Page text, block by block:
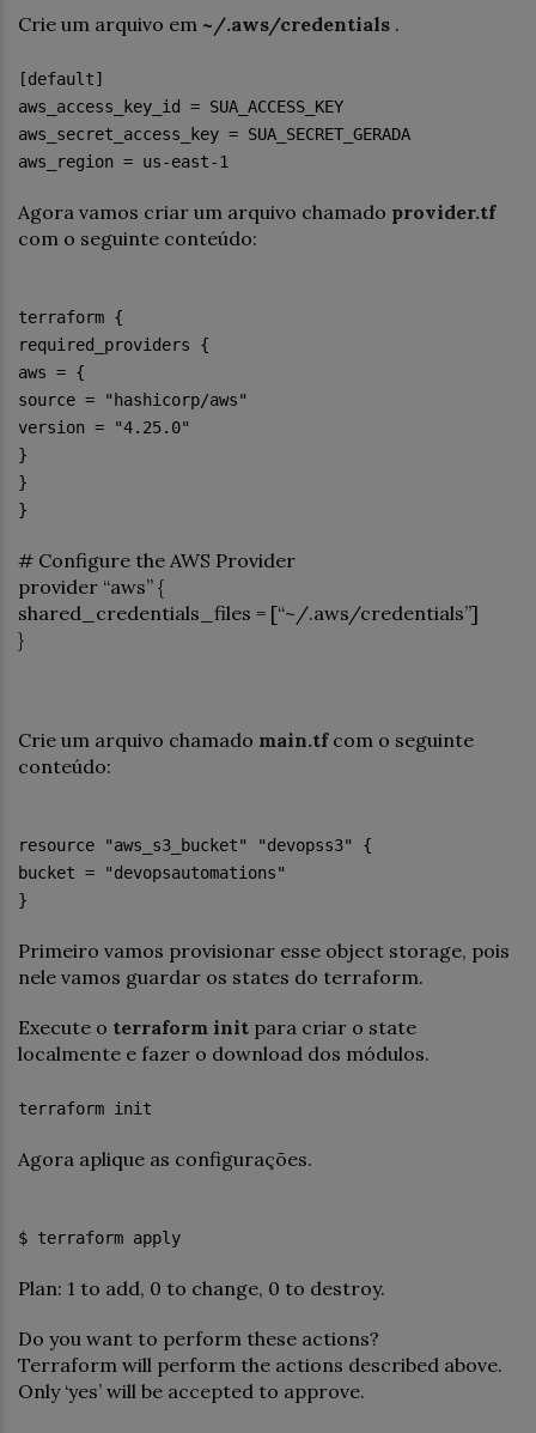
Crie um arquivo em ~/.aws/credentials .
[default]
aws_access_key_id = SUA_ACCESS_KEY
aws_secret_access_key = SUA_SECRET_GERADA
aws_region = us-east-1
Agora vamos criar um arquivo chamado provider.tf
com o seguinte conteúdo:
terraform {
required_providers {
aws = {
source = "hashicorp/aws"
version = "4.25.0"
}
}
}
# Configure the AWS Provider
provider “aws” {
shared_credentials_files = [“~/.aws/credentials”]
}
Crie um arquivo chamado main.tfcom o seguinte
conteúdo:
resource "aws_s3_bucket" "devopss3" {
bucket = "devopsautomations"
}
Primeiro vamos provisionar esse object storage, pois
nele vamos guardar os states do terraform.
Execute o terraform init para criar o state
localmente e fazer o download dos módulos.
terraform init
Agora aplique as configurações.
$ terraform apply
Plan: 1 to add, 0 to change, 0 to destroy.
Do you want to perform these actions?
Terraform will perform the actions described above.
Only ‘yes’ will be accepted to approve.